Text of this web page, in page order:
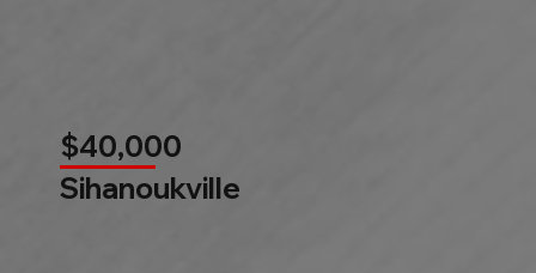
$40,000
Sihanoukville